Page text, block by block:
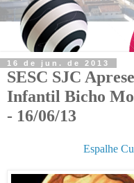
16 de jun. de 2013
SESC SJC
Infantil Bicho
- 16/06/13
Espalhe